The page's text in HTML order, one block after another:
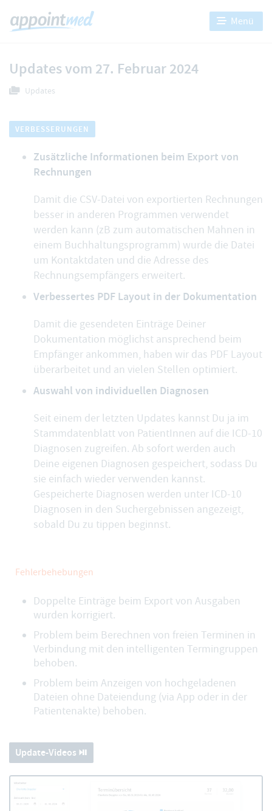
Menü
Updates vom 27. Februar 2024
Updates
VERBESSERUNGEN
Zusätzliche Informationen beim Export von
Rechnungen
Damit die CSV-Datei von exportierten Rechnungen
besser in anderen Programmen verwendet
werden kann (zB zum automatischen Mahnen in
einem Buchhaltungsprogramm) wurde die Datei
um Kontaktdaten und die Adresse des
Rechnungsempfängers erweitert.
Verbessertes PDF Layout in der Dokumentation
Damit die gesendeten Einträge Deiner
Dokumentation möglichst ansprechend beim
Empfänger ankommen, haben wir das PDF Layout
überarbeitet und an vielen Stellen optimiert.
Auswahl von individuellen Diagnosen
Seit einem der letzten Updates kannst Du ja im
Stammdatenblatt von PatientInnen auf die ICD-10
Diagnosen zugreifen. Ab sofort werden auch
Deine eigenen Diagnosen gespeichert, sodass Du
sie einfach wieder verwenden kannst.
Gespeicherte Diagnosen werden unter ICD-10
Diagnosen in den Suchergebnissen angezeigt,
sobald Du zu tippen beginnst.
Fehlerbehebungen
Doppelte Einträge beim Export von Ausgaben
wurden korrigiert.
Problem beim Berechnen von freien Terminen in
Verbindung mit den intelligenten Termingruppen
behoben.
Problem beim Anzeigen von hochgeladenen
Dateien ohne Dateiendung (via App oder in der
Patientenakte) behoben.
Update-Videos ⏯️